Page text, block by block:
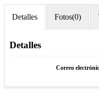
Detalles Fotos(0)
Detalles
Correo